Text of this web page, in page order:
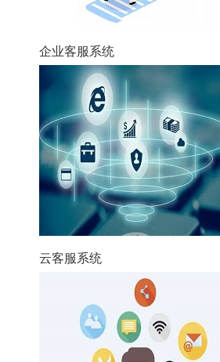
企业客服系统
云客服系统